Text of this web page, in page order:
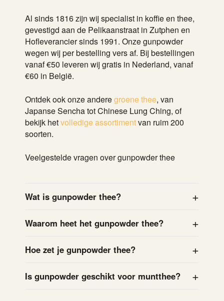
Al sinds 1816 zijn wij specialist in koffie en thee,
gevestigd aan de Pelikaanstraat in Zutphen en
Hofleverancier sinds 1991. Onze gunpowder
wegen wij per bestelling vers af. Bij bestellingen
vanaf €50 leveren wij gratis in Nederland, vanaf
€60 in België.
Ontdek ook onze anderegroene thee, van
Japanse Sencha tot Chinese Lung Ching, of
bekijk hetvolledige assortimentvan ruim 200
soorten.
Veelgestelde vragen over gunpowder thee
Wat is gunpowder thee?
Waarom heet het gunpowder thee?
Hoe zet je gunpowder thee?
Is gunpowder geschikt voor muntthee?